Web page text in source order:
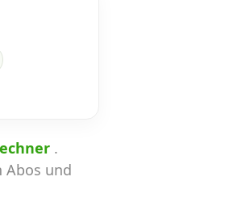
.
Abos und